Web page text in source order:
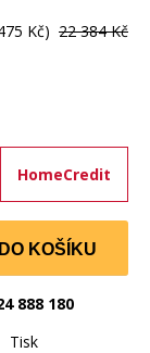
Kč) 22 384 Kč
HomeCredit
DO KOŠÍKU
888 180
Tisk